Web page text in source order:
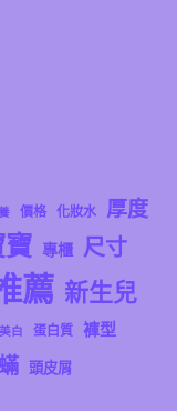
價格 化妝水 厚度
專櫃 尺寸
薦 新生兒
美白 蛋白質 褲型
頭皮屑